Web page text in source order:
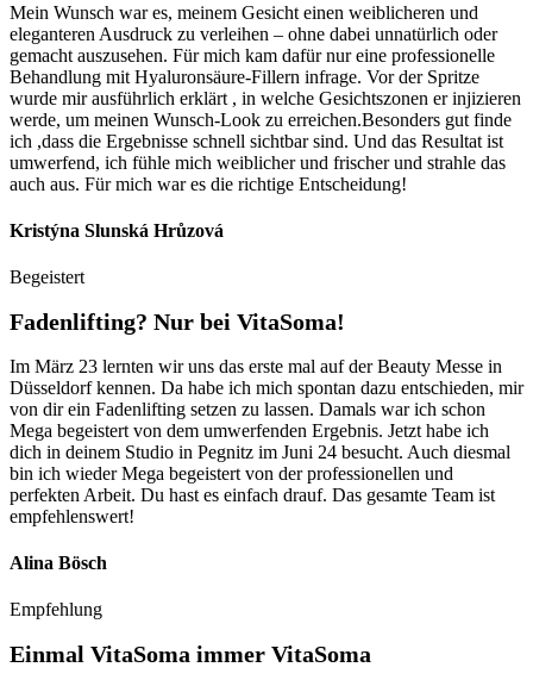
Mein Wunsch war es, meinem Gesicht einen weiblicheren und
eleganteren Ausdruck zu verleihen – ohne dabei unnatürlich oder
gemacht auszusehen. Für mich kam dafür nur eine professionelle
Behandlung mit Hyaluronsäure-Fillern infrage. Vor der Spritze
wurde mir ausführlich erklärt , in welche Gesichtszonen er injizieren
werde, um meinen Wunsch-Look zu erreichen.Besonders gut finde
ich ,dass die Ergebnisse schnell sichtbar sind. Und das Resultat ist
umwerfend, ich fühle mich weiblicher und frischer und strahle das
auch aus. Für mich war es die richtige Entscheidung!
Kristýna Slunská Hrůzová
Begeistert
Fadenlifting? Nur bei VitaSoma!
Im März 23 lernten wir uns das erste mal auf der Beauty Messe in
Düsseldorf kennen. Da habe ich mich spontan dazu entschieden, mir
von dir ein Fadenlifting setzen zu lassen. Damals war ich schon
Mega begeistert von dem umwerfenden Ergebnis. Jetzt habe ich
dich in deinem Studio in Pegnitz im Juni 24 besucht. Auch diesmal
bin ich wieder Mega begeistert von der professionellen und
perfekten Arbeit. Du hast es einfach drauf. Das gesamte Team ist
empfehlenswert!
Alina Bösch
Empfehlung
Einmal VitaSoma immer VitaSoma